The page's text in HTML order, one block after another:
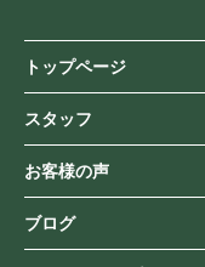
トップページ
スタッフ
お客様の声
ブログ